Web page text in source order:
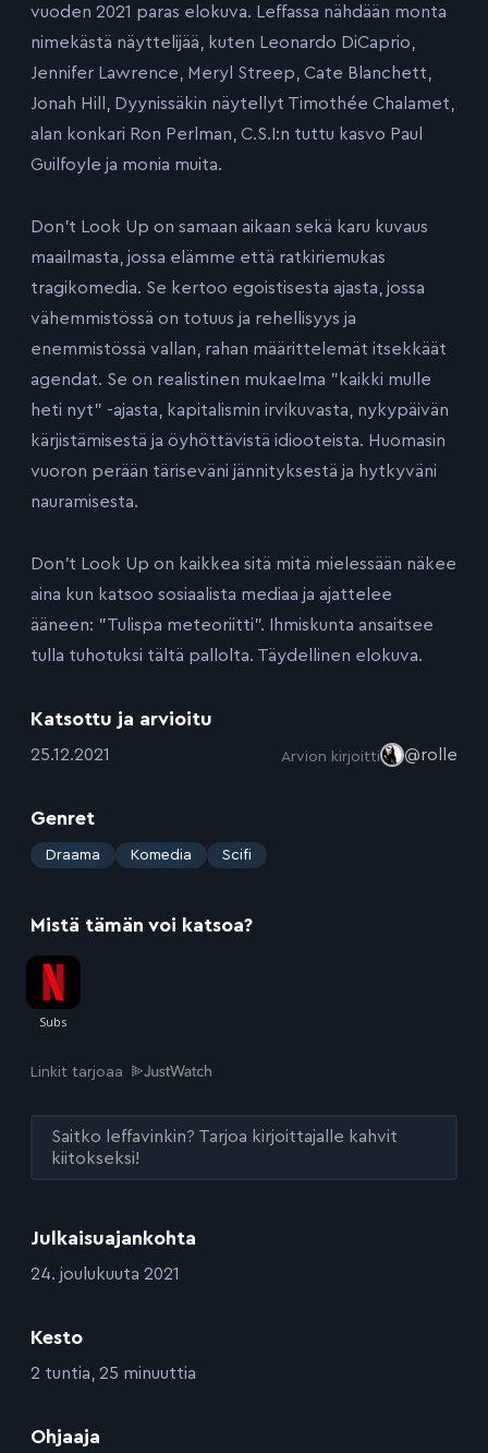
Julkaisuajankohta
:24. joulukuuta 2021
Kesto
:2 tuntia, 25 minuuttia
Ohjaaja
vuoden 2021 paras elokuva. Leffassa nähdään monta
nimekästä näyttelijää, kuten Leonardo DiCaprio,
Jennifer Lawrence, Meryl Streep, Cate Blanchett,
Jonah Hill, Dyynissäkin näytellyt Timothée Chalamet,
alan konkari Ron Perlman, C.S.I:n tuttu kasvo Paul
Guilfoyle ja monia muita.
Don’t Look Up on samaan aikaan sekä karu kuvaus
maailmasta, jossa elämme että ratkiriemukas
tragikomedia. Se kertoo egoistisesta ajasta, jossa
vähemmistössä on totuus ja rehellisyys ja
enemmistössä vallan, rahan määrittelemät itsekkäät
agendat. Se on realistinen mukaelma ”kaikki mulle
heti nyt” -ajasta, kapitalismin irvikuvasta, nykypäivän
kärjistämisestä ja öyhöttävistä idiooteista. Huomasin
vuoron perään täriseväni jännityksestä ja hytkyväni
nauramisesta.
Don’t Look Up on kaikkea sitä mitä mielessään näkee
aina kun katsoo sosiaalista mediaa ja ajattelee
ääneen: ”Tulispa meteoriitti”. Ihmiskunta ansaitsee
tulla tuhotuksi tältä pallolta. Täydellinen elokuva.
Katsottu ja arvioitu
:25.12.2021 Arvion kirjoitti @rolle
Genret
: Draama Komedia Scifi
Mistä tämän voi katsoa?
Linkit tarjoaa
Saitko leffavinkin? Tarjoa kirjoittajalle kahvit
kiitokseksi!